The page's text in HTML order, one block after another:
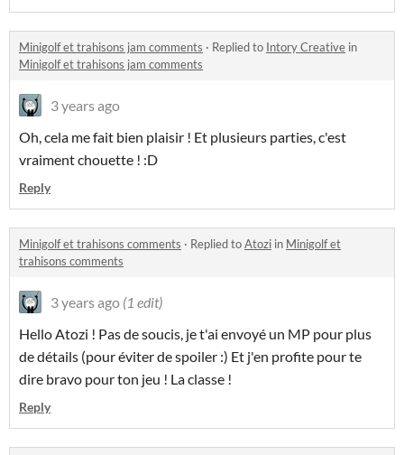
Minigolf et trahisons jam comments · Replied to Intory Creative in
Minigolf et trahisons jam comments
3 years ago
Oh, cela me fait bien plaisir ! Et plusieurs parties, c'est
vraiment chouette ! :D
Reply
Minigolf et trahisons comments · Replied toAtozi in Minigolf et
trahisons comments
3 years ago (1 edit)
Hello Atozi ! Pas de soucis, je t'ai envoyé un MP pour plus
de détails (pour éviter de spoiler :) Et j'en profite pour te
dire bravo pour ton jeu ! La classe !
Reply